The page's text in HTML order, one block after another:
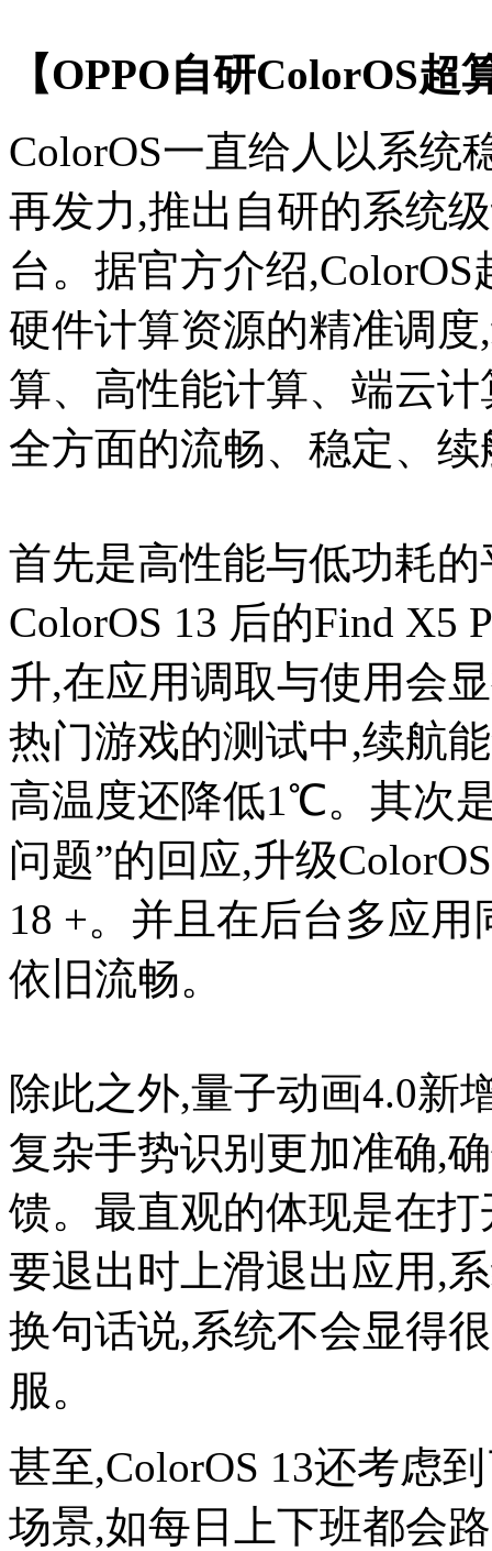
【OPPO自研ColorOS
ColorOS一直给人以系统
再发力,推出自研的系统
台。据官方介绍
硬件计算资源的精准调
算、高性能计算、端云
全方面的流畅、稳定、
首先是高性能与低功耗
ColorOS 13 后的Find X5
升,在应用调取与使用会
热门游戏的测试中,续航
高温度还降低1℃。其次
问题”的回应,升级
18 +。并且在后台多应
依旧流畅。
除此之外,量子动画4.0新
复杂手势识别更加准确,
馈。最直观的体现是在
要退出时上滑退出应用,
换句话说,系统不会显得
服。
甚至,ColorOS 13还考虑
场景,如每日上下班都会